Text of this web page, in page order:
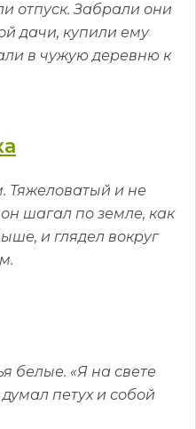
отпуск. Забрали они
дачи, купили ему
в чужую деревню к
Тяжеловатый и не
шагал по земле, как
и глядел вокруг
белые. «Я на свете
петух и собой